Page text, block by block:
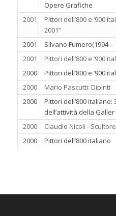
Opere Grafiche
2001
Pittori dell’800 e ‘900
2001”
2001
Silvano Fumero(1994 –
2001
Pittori dell’800 e ‘900
2000
Pittori dell’800 e ‘900
2000
Mario Pascutti: Dipinti
2000
Pittori dell’800 italiano:
dell’attività della Galler
2000
Claudio Nicoli
2000
Pittori dell’800 italiano